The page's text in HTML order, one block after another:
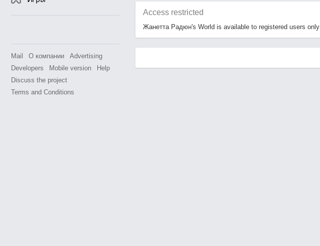
Mail О компании
Advertising
Developers
Mobile version
Help
Discuss the project
Terms and Conditions
Access restricted
Жанетта Радюн's World is available to registered users only